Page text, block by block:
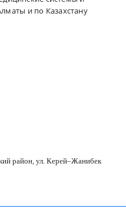
и по Казахстану
район, ул. Керей–Жанибек